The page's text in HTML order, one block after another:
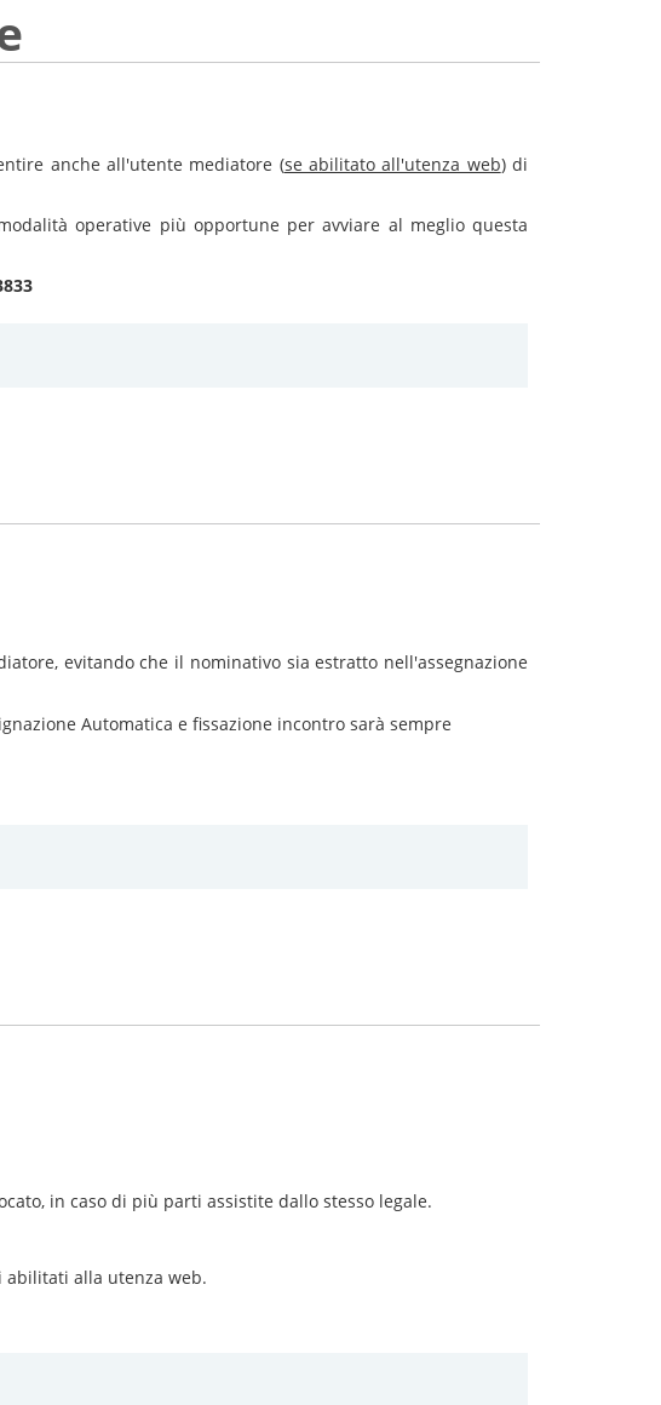
anche all'utente mediatore (se abilitato all'utenza web) di
operative più opportune per avviare al meglio questa
evitando che il nominativo sia estratto nell'assegnazione
Automatica e fissazione incontro sarà sempre
in caso di più parti assistite dallo stesso legale.
alla utenza web.